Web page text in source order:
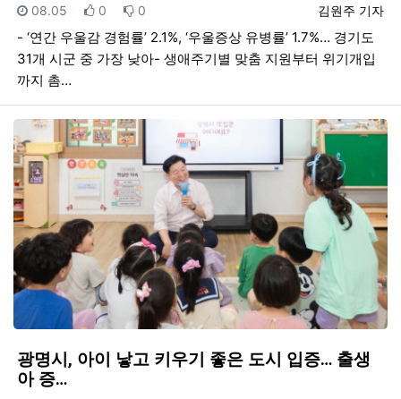
등록자
김원주 기자
등록일
08.05 추천
0 비추천
0
- ‘연간 우울감 경험률’ 2.1%, ‘우울증상 유병률’ 1.7%… 경기도
31개 시군 중 가장 낮아- 생애주기별 맞춤 지원부터 위기개입
까지 촘…
광명시, 아이 낳고 키우기 좋은 도시 입증… 출생
아 증…